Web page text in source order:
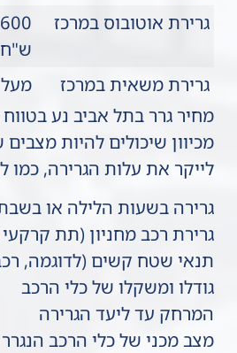
גרירת אוטובוס במרכז
ש"ח
גרירת משאית במרכז
מעל 1,000 ש"ח
מחיר גרר בתל אביב נע
מכיוון שיכולים להיות
לייקר את עלות הגרירה, כמו
גרירה בשעות הלילה או
גרירת רכב מחניון (תת קרקעי
תנאי שטח קשים (לדוגמה,
גודלו ומשקלו של כלי הרכב
המרחק עד ליעד הגרירה
מצב מכני של כלי הרכב